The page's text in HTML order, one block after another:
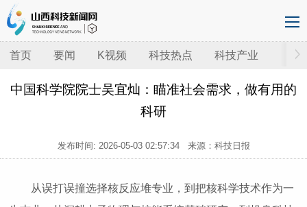
首页 要闻 K视频 科技热点 科技产业
中国科学院院士吴宜灿：瞄准社会需求，做有用的
科研
发布时间: 2026-05-03 02:57:34来源：科技日报
从误打误撞选择核反应堆专业，到把核科学技术作为一